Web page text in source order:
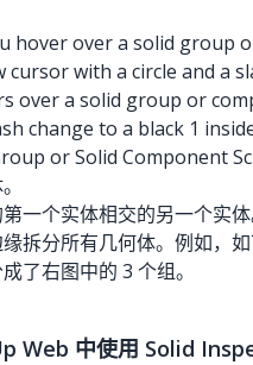
hover over a solid group
cursor with a circle and a
over a solid group or
change to a black 1
or Solid Component
一个实体相交的另一个实
拆分所有几何体。例如，
了右图中的 3 个组。
Web 中使用 Solid